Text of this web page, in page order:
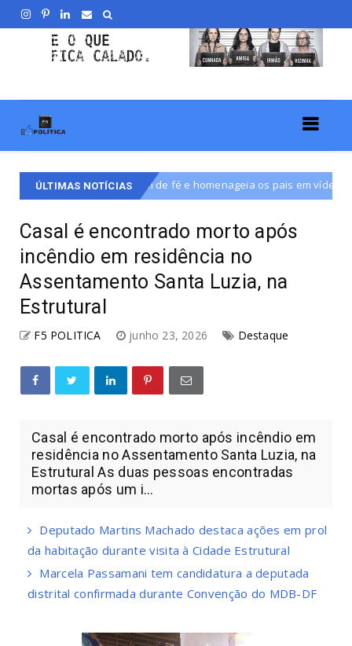
ÚLTIMAS NOTÍCIAS
de fé e homenageia os pais em vídeo da "Bênção da
Casal é encontrado morto após
incêndio em residência no
Assentamento Santa Luzia, na
Estrutural
F5 POLITICA junho 23, 2026 Destaque
Casal é encontrado morto após incêndio em
residência no Assentamento Santa Luzia, na
Estrutural As duas pessoas encontradas
mortas após um i...
Deputado Martins Machado destaca ações em prol
da habitação durante visita à Cidade Estrutural
Marcela Passamani tem candidatura a deputada
distrital confirmada durante Convenção do MDB-DF